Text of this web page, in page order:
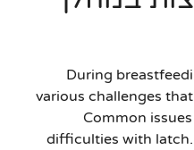
During
various challenges
Common
difficulties with